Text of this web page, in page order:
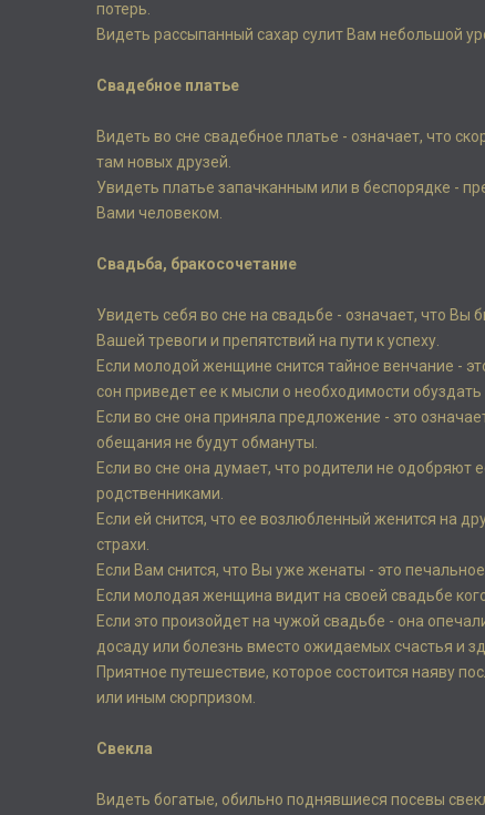
потерь.
Видеть рассыпанный сахар сулит Вам небольшой
Свадебное платье
Видеть во сне свадебное платье - означает, что
там новых друзей.
Увидеть платье запачканным или в беспорядке -
Вами человеком.
Свадьба, бракосочетание
Увидеть себя во сне на свадьбе - означает, что Вы
Вашей тревоги и препятствий на пути к успеху.
Если молодой женщине снится тайное венчание -
сон приведет ее к мысли о необходимости обуздать
Если во сне она приняла предложение - это
обещания не будут обмануты.
Если во сне она думает, что родители не одобряют
родственниками.
Если ей снится, что ее возлюбленный женится на
страхи.
Если Вам снится, что Вы уже женаты - это
Если молодая женщина видит на своей свадьбе
Если это произойдет на чужой свадьбе - она
досаду или болезнь вместо ожидаемых счастья и
Приятное путешествие, которое состоится наяву
или иным сюрпризом.
Свекла
Видеть богатые, обильно поднявшиеся посевы